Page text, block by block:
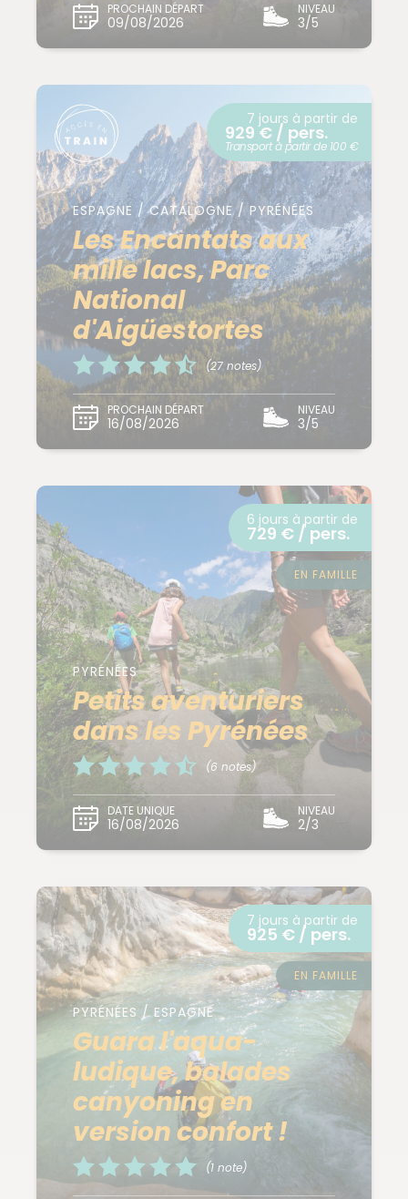
PROCHAIN DÉPART
09/08/2026
NIVEAU
3/5
ESPAGNE / CATALOGNE / PYRÉNÉES
Les Encantats aux
mille lacs, Parc
National
d'Aigüestortes
(27 notes)
PROCHAIN DÉPART
16/08/2026
NIVEAU
3/5
7 jours à partir de
929 € / pers.
Transport à partir de 100 €
PYRÉNÉES
Petits aventuriers
dans les Pyrénées
(6 notes)
DATE UNIQUE
16/08/2026
NIVEAU
2/3
6 jours à partir de
729 € / pers.
EN FAMILLE
PYRÉNÉES / ESPAGNE
Guara l'aqua-
ludique, balades
canyoning en
version confort !
(1 note)
7 jours à partir de
925 € / pers.
EN FAMILLE